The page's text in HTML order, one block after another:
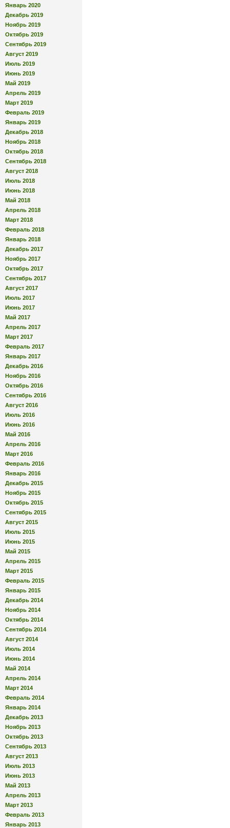
Январь 2020
Декабрь 2019
Ноябрь 2019
Октябрь 2019
Сентябрь 2019
Август 2019
Июль 2019
Июнь 2019
Май 2019
Апрель 2019
Март 2019
Февраль 2019
Январь 2019
Декабрь 2018
Ноябрь 2018
Октябрь 2018
Сентябрь 2018
Август 2018
Июль 2018
Июнь 2018
Май 2018
Апрель 2018
Март 2018
Февраль 2018
Январь 2018
Декабрь 2017
Ноябрь 2017
Октябрь 2017
Сентябрь 2017
Август 2017
Июль 2017
Июнь 2017
Май 2017
Апрель 2017
Март 2017
Февраль 2017
Январь 2017
Декабрь 2016
Ноябрь 2016
Октябрь 2016
Сентябрь 2016
Август 2016
Июль 2016
Июнь 2016
Май 2016
Апрель 2016
Март 2016
Февраль 2016
Январь 2016
Декабрь 2015
Ноябрь 2015
Октябрь 2015
Сентябрь 2015
Август 2015
Июль 2015
Июнь 2015
Май 2015
Апрель 2015
Март 2015
Февраль 2015
Январь 2015
Декабрь 2014
Ноябрь 2014
Октябрь 2014
Сентябрь 2014
Август 2014
Июль 2014
Июнь 2014
Май 2014
Апрель 2014
Март 2014
Февраль 2014
Январь 2014
Декабрь 2013
Ноябрь 2013
Октябрь 2013
Сентябрь 2013
Август 2013
Июль 2013
Июнь 2013
Май 2013
Апрель 2013
Март 2013
Февраль 2013
Январь 2013